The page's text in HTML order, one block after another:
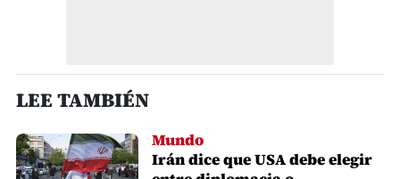
LEE TAMBIÉN
Mundo
Irán dice que USA debe elegir